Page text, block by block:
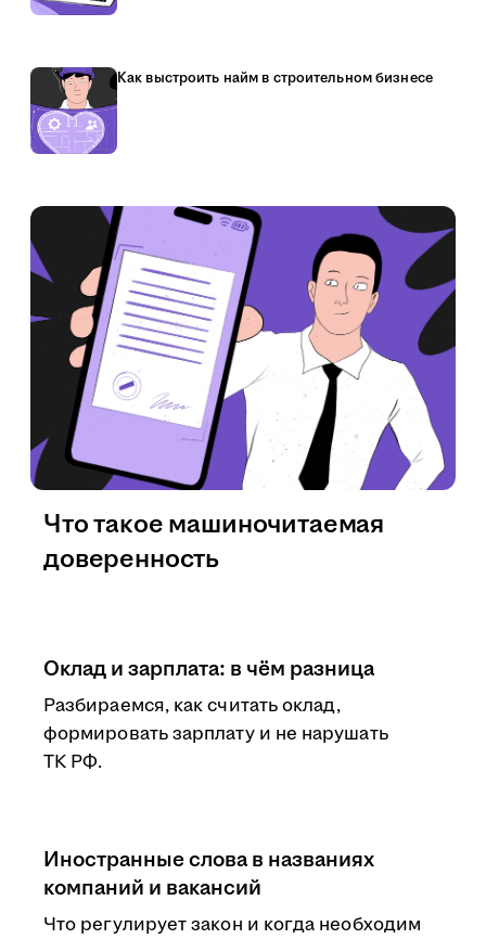
Как выстроить найм в строительном бизнесе
Оклад и зарплата: в чём разница
Разбираемся, как считать оклад,
формировать зарплату и не нарушать
ТК РФ.
Иностранные слова в названиях
компаний и вакансий
Что регулирует закон и когда необходим
Что такое машиночитаемая
доверенность